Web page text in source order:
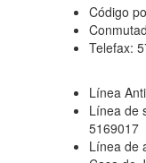
Código
Telefax:
Línea
Línea de
5169017
Línea de